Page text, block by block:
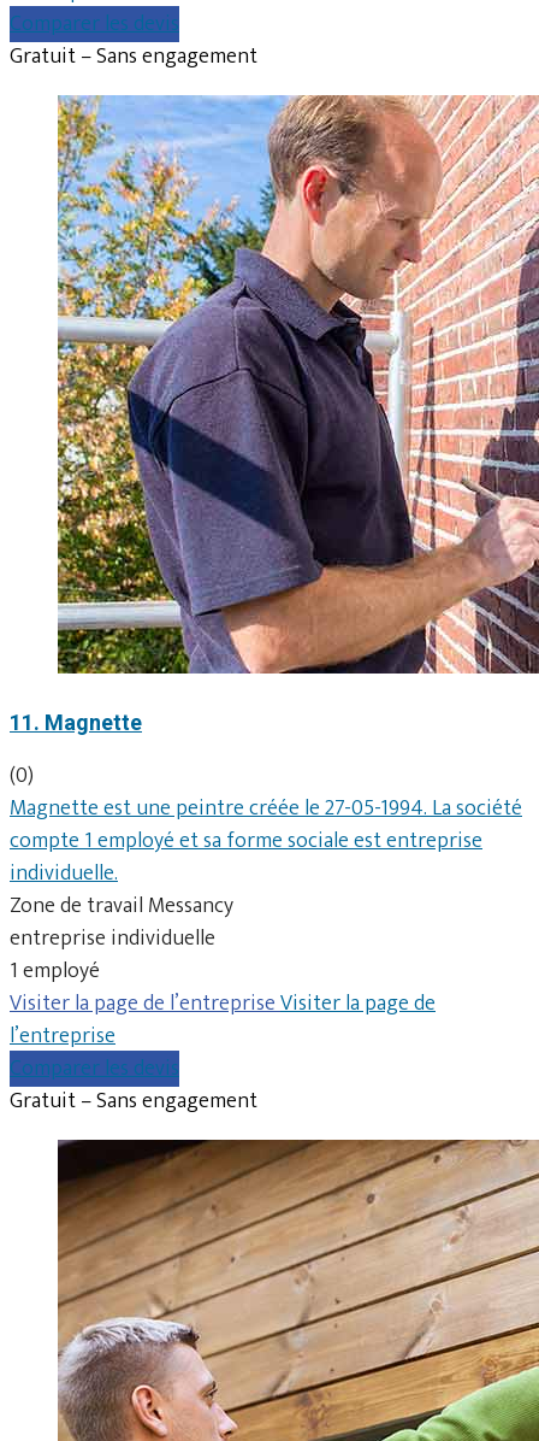
Comparer les devis
Gratuit – Sans engagement
11. Magnette
(0)
Magnette est une peintre créée le 27-05-1994. La société
compte 1 employé et sa forme sociale est entreprise
individuelle.
Zone de travail Messancy
entreprise individuelle
1 employé
Visiter la page de l’entrepriseVisiter la page de
l’entreprise
Comparer les devis
Gratuit – Sans engagement